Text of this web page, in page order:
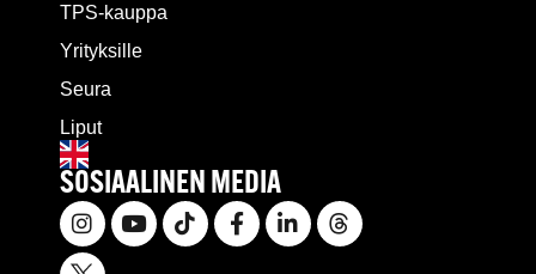
TPS-kauppa
Yrityksille
Seura
Liput
SOSIAALINEN MEDIA